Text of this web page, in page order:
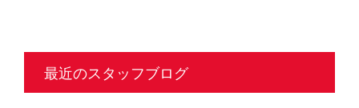
最近のスタッフブログ